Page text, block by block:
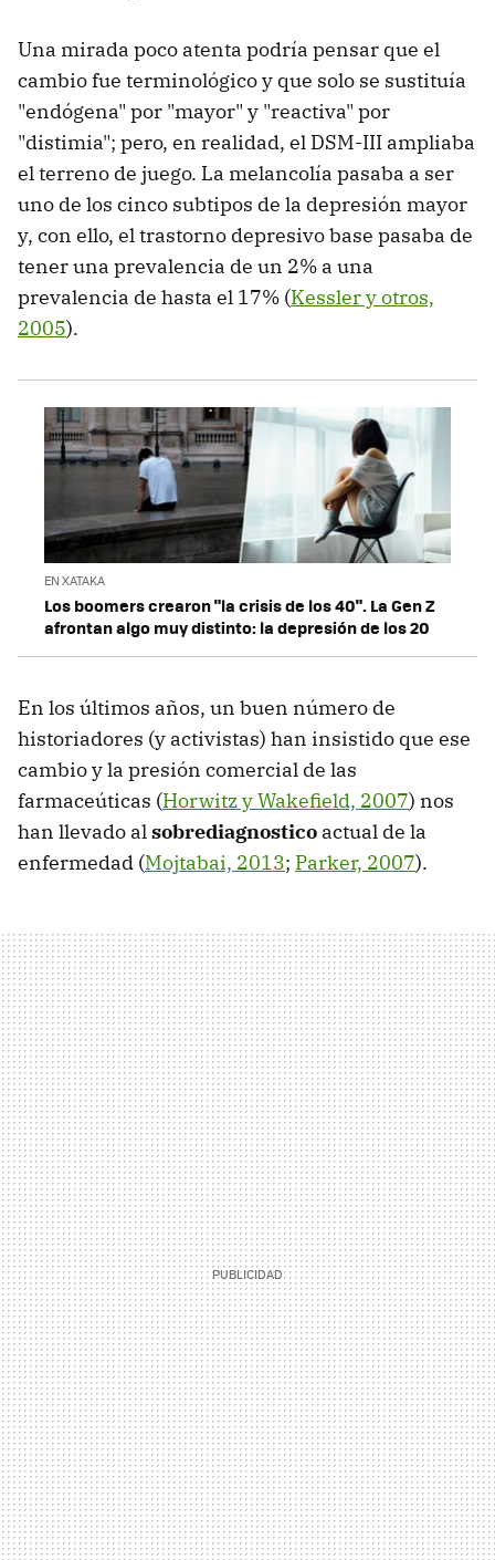
Una mirada poco atenta podría pensar que el
cambio fue terminológico y que solo se sustituía
"endógena" por "mayor" y "reactiva" por
"distimia"; pero, en realidad, el DSM-III ampliaba
el terreno de juego. La melancolía pasaba a ser
uno de los cinco subtipos de la depresión mayor
y, con ello, el trastorno depresivo base pasaba de
tener una prevalencia de un 2% a una
prevalencia de hasta el 17% (Kessler y otros,
2005).
EN XATAKA
Los boomers crearon "la crisis de los 40". La Gen Z
afrontan algo muy distinto: la depresión de los 20
En los últimos años, un buen número de
historiadores (y activistas) han insistido que ese
cambio y la presión comercial de las
farmaceúticas (Horwitz y Wakefield, 2007) nos
han llevado alsobrediagnostico actual de la
enfermedad (Mojtabai, 2013; Parker, 2007).